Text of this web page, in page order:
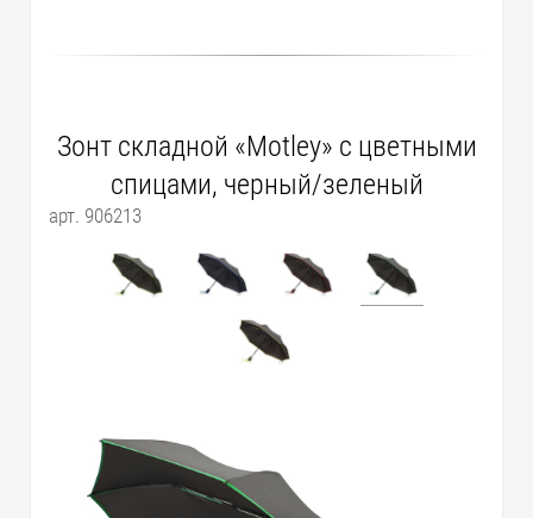
Зонт складной «Motley» с цветными
спицами, черный/зеленый
арт. 906213